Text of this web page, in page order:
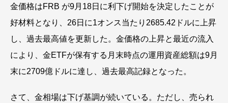
金価格はFRB が9月18日に利下げ開始を決定したことが
好材料となり、26日に1オンス当たり2685.42ドルに上昇
し、過去最高値を更新した。金価格の上昇と最近の流入
により、金ETFが保有する月末時点の運用資産総額は9月
末に2709億ドルに達し、過去最高記録となった。
さて、金相場は下げ基調が続いている。ただし、売られ